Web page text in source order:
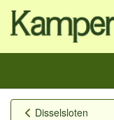
Disselsloten